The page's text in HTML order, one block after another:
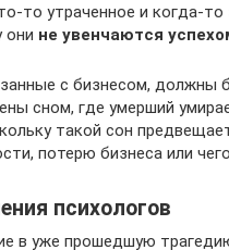
то утраченное и когда-
они не увенчаются
с бизнесом, должны
сном, где умерший
такой сон
потерю бизнеса или
психологов
в уже прошедшую